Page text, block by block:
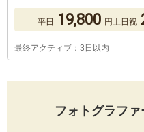
平日 19,800 円土日祝
最終アクティブ：3日以内
フォトグラフ